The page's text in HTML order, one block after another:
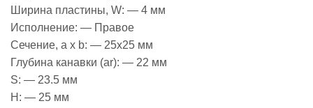
Ширина пластины, W: — 4 мм
Исполнение: — Правое
Сечение, a x b: — 25х25 мм
Глубина канавки (ar): — 22 мм
S: — 23.5 мм
H: — 25 мм